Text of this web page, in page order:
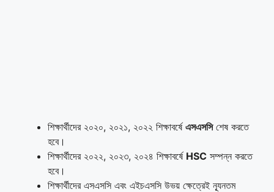
শিক্ষার্থীদের ২০২০, ২০২১, ২০২২ শিক্ষাবর্ষে এসএসসিশেষ করতে
হবে।
শিক্ষার্থীদের ২০২২, ২০২৩, ২০২৪ শিক্ষাবর্ষে HSC সম্পন্ন করতে
হবে।
শিক্ষার্থীদের এসএসসি এবং এইচএসসি উভয় ক্ষেত্রেই ন্যূনতম